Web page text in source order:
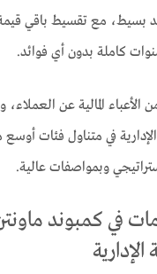
بسيط، مع تقسيط باقي
الأعباء المالية عن
في متناول فئات أوسع
وبمواصفات عالية.
في كمبوند